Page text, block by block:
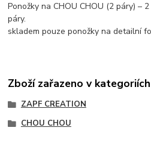
Ponožky na CHOU CHOU (2 páry) –
páry.
skladem pouze ponožky na detailní
Zboží zařazeno v kategoriích
ZAPF CREATION
CHOU CHOU